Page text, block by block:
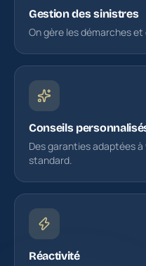
Gestion des sinistres
On gère les démarches
Conseils
Des garanties adaptées
standard.
Réactivité